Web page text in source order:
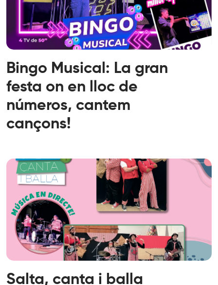
Bingo Musical: La gran
festa on en lloc de
números, cantem
cançons!
Salta, canta i balla